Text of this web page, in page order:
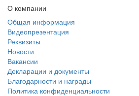
О компании
Общая информация
Видеопрезентация
Реквизиты
Новости
Вакансии
Декларации и документы
Благодарности и награды
Политика конфиденциальности